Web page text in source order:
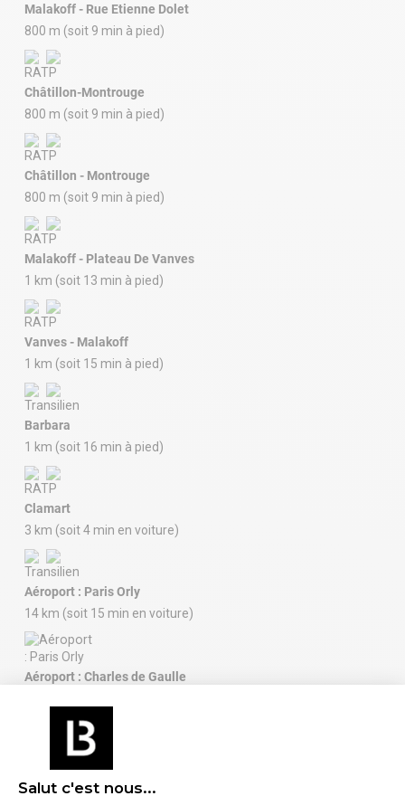
Salut c'est nous...
Malakoff - Rue Etienne Dolet
800 m (soit 9 min à pied)
Châtillon-Montrouge
800 m (soit 9 min à pied)
Châtillon - Montrouge
800 m (soit 9 min à pied)
Malakoff - Plateau De Vanves
1 km (soit 13 min à pied)
Vanves - Malakoff
1 km (soit 15 min à pied)
Barbara
1 km (soit 16 min à pied)
Clamart
3 km (soit 4 min en voiture)
Aéroport : Paris Orly
14 km (soit 15 min en voiture)
Aéroport : Charles de Gaulle
34 km (soit 37 min en voiture)